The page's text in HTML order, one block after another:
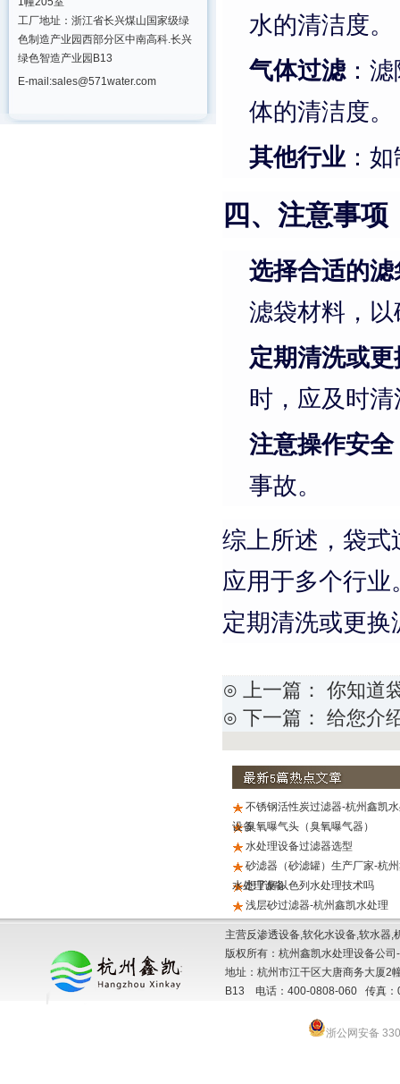
工厂地址：浙江省长兴煤山国家级绿
色制造产业园西部分区中南高科.长兴
绿色智造产业园B13
E-mail:sales@571water.com
水的清洁度。
气体过滤：滤
体的清洁度。
其他行业：如
四、注意事项
选择合适的滤
滤袋材料，
定期清洗或
时，应及时
注意操作安全
事故。
综上所述，袋
应用于多个行
定期清洗或更
⊙ 上一篇： 你知道
⊙ 下一篇： 给您介
不锈钢活性炭过滤器-杭州鑫凯
设备臭氧曝气头（臭氧曝气器）
水处理设备过滤器选型
砂滤器（砂滤罐）生产厂家-杭
水处理设备
想了解以色列水处理技术吗
浅层砂过滤器-杭州鑫凯水处理
主营反渗透设备,软化水设备,软水器
版权所有：杭州鑫凯水处理设备公
地址：杭州市江干区大唐商务大厦2
B13 电话：400-0808-060 传真：
浙公网安备